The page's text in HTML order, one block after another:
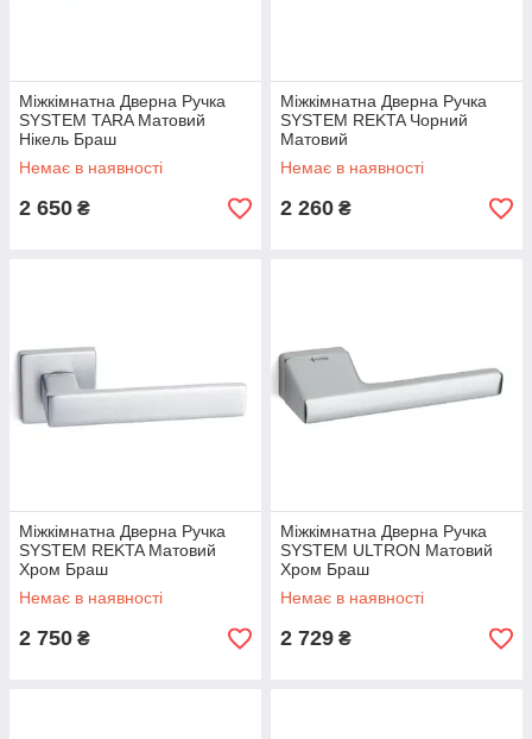
Міжкімнатна Дверна Ручка
SYSTEM TARA Матовий
Нікель Браш
Немає в наявності
2 650 ₴
Міжкімнатна Дверна Ручка
SYSTEM REKTA Чорний
Матовий
Немає в наявності
2 260 ₴
Міжкімнатна Дверна Ручка
SYSTEM REKTA Матовий
Хром Браш
Немає в наявності
2 750 ₴
Міжкімнатна Дверна Ручка
SYSTEM ULTRON Матовий
Хром Браш
Немає в наявності
2 729 ₴